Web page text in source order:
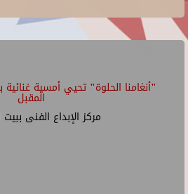
"أنغامنا الحلوة" تحيي أمسية
المقبل
مركز الإبداع الفنى